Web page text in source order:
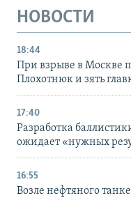
НОВОСТИ
18:44
При взрыве в Москве
Плохотнюк и зять
17:40
Разработка
ожидает «нужных
16:55
Возле нефтяного